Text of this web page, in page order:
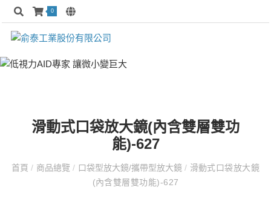
0
滑動式口袋放大鏡(內含雙層雙功
能)-627
首頁 / 商品總覽 / 口袋型放大鏡/攜帶型放大鏡 / 滑動式口袋放大鏡
(內含雙層雙功能)-627